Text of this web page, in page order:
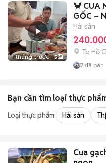
1 tháng trước 5
🦀 CUA
GỐC –
Hải sản
Tp Hồ
7 đã bán
Bạn cần tìm loại thực
Loại thực phẩm: Hải sản
Cua